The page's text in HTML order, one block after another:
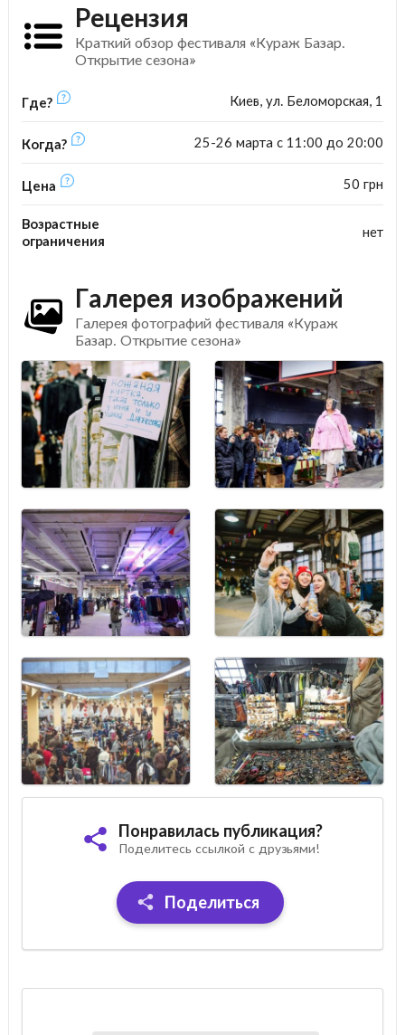
Рецензия
Краткий обзор фестиваля «Кураж Базар.
Открытие сезона»
Где? Киев, ул. Беломорская, 1
Когда? 25-26 марта с 11:00 до 20:00
Цена 50 грн
Возрастные
ограничения
нет
Галерея изображений
Галерея фотографий фестиваля «Кураж
Базар. Открытие сезона»
Понравилась публикация?
Поделитесь ссылкой с друзьями!
Поделиться